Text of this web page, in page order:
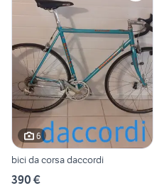
6
bici da corsa daccordi
390 €